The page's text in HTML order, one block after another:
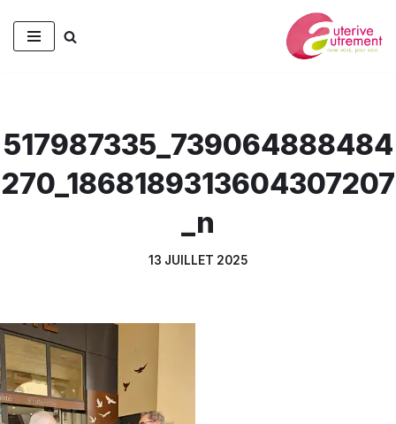
Aller
517987335_739064888484
270_1868189313604307207
_n
13 JUILLET 2025